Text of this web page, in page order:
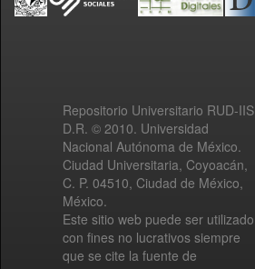
Repositorio Universitario RUD-IIS
D.R. © 2010. Universidad
Nacional Autónoma de México.
Ciudad Universitaria, Coyoacán,
C. P. 04510, Ciudad de México,
México.
Este sitio web puede ser utilizado
con fines no lucrativos siempre
que se cite la fuente de